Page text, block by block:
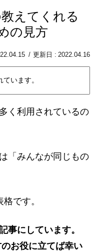
えてくれる
の見方
2022.04.16
います。
く利用されているの
「みんなが同じもの
です。
事にしています。
お役に立てば幸い